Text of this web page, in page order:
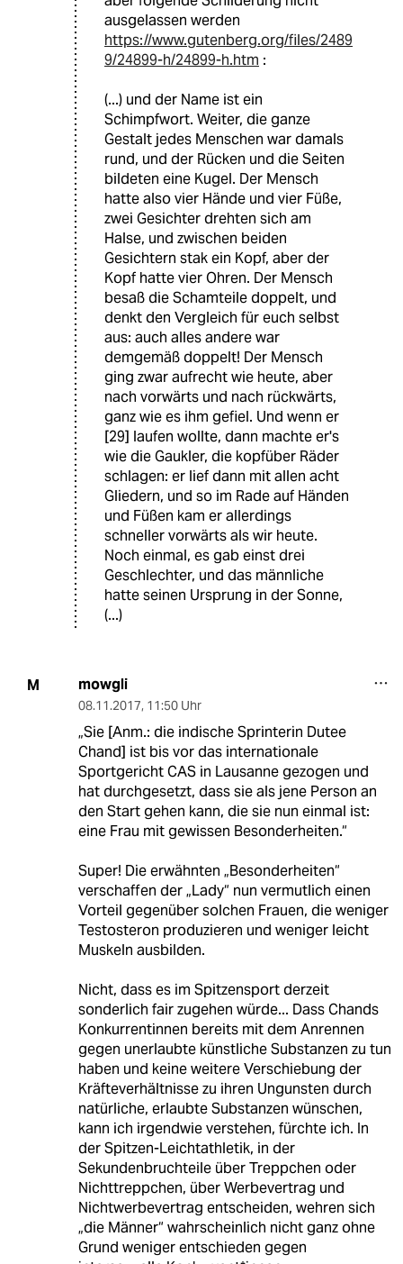
ausgelassen werden
https://www.gutenberg.org/files/2489
9/24899-h/24899-h.htm :
(...) und der Name ist ein
Schimpfwort. Weiter, die ganze
Gestalt jedes Menschen war damals
rund, und der Rücken und die Seiten
bildeten eine Kugel. Der Mensch
hatte also vier Hände und vier Füße,
zwei Gesichter drehten sich am
Halse, und zwischen beiden
Gesichtern stak ein Kopf, aber der
Kopf hatte vier Ohren. Der Mensch
besaß die Schamteile doppelt, und
denkt den Vergleich für euch selbst
aus: auch alles andere war
demgemäß doppelt! Der Mensch
ging zwar aufrecht wie heute, aber
nach vorwärts und nach rückwärts,
ganz wie es ihm gefiel. Und wenn er
[29] laufen wollte, dann machte er's
wie die Gaukler, die kopfüber Räder
schlagen: er lief dann mit allen acht
Gliedern, und so im Rade auf Händen
und Füßen kam er allerdings
schneller vorwärts als wir heute.
Noch einmal, es gab einst drei
Geschlechter, und das männliche
hatte seinen Ursprung in der Sonne,
(...)
M mowgli
08.11.2017, 11:50 Uhr
„Sie [Anm.: die indische Sprinterin Dutee
Chand] ist bis vor das internationale
Sportgericht CAS in Lausanne gezogen und
hat durchgesetzt, dass sie als jene Person an
den Start gehen kann, die sie nun einmal ist:
eine Frau mit gewissen Besonderheiten.“
Super! Die erwähnten „Besonderheiten“
verschaffen der „Lady“ nun vermutlich einen
Vorteil gegenüber solchen Frauen, die weniger
Testosteron produzieren und weniger leicht
Muskeln ausbilden.
Nicht, dass es im Spitzensport derzeit
sonderlich fair zugehen würde... Dass Chands
Konkurrentinnen bereits mit dem Anrennen
gegen unerlaubte künstliche Substanzen zu tun
haben und keine weitere Verschiebung der
Kräfteverhältnisse zu ihren Ungunsten durch
natürliche, erlaubte Substanzen wünschen,
kann ich irgendwie verstehen, fürchte ich. In
der Spitzen-Leichtathletik, in der
Sekundenbruchteile über Treppchen oder
Nichttreppchen, über Werbevertrag und
Nichtwerbevertrag entscheiden, wehren sich
„die Männer“ wahrscheinlich nicht ganz ohne
Grund weniger entschieden gegen